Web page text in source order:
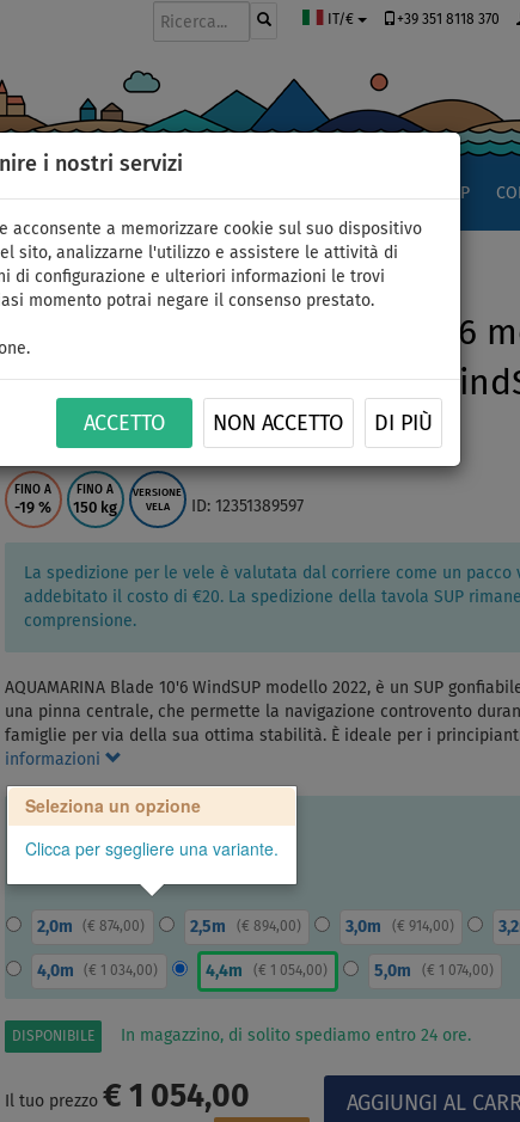
i nostri servizi
acconsente a memorizzare cookie sul suo dispositivo
sito, analizzarne l'utilizzo e assistere le attività di
di configurazione e ulteriori informazioni le trovi
momento potrai negare il consenso prestato.
ACCETTO NON ACCETTO DI PIÙ
IT/€ +39 351 8118 370
APPROCCIO AL SUP
SUP AQUA MARINA Blade 10'6
vela STX - SUP gonfiabile,
superficie: 4,4m
FINO A
-19 %
FINO A
150 kg
VERSIONE
VELA
ID: 12351389597
La spedizione per le vele è valutata dal corriere come un
addebitato il costo di €20. La spedizione della tavola SUP
comprensione.
AQUAMARINA Blade 10'6 WindSUP modello 2022, è un SUP
una pinna centrale, che permette la navigazione controvento
famiglie per via della sua ottima stabilità. È ideale per i
informazioni
Seleziona un opzione
Clicca per sgegliere una variante.
2,0m (€ 874,00) 2,5m (€ 894,00) 3,0m (€ 914,00)
4,0m (€ 1 034,00) 4,4m (€ 1 054,00) 5,0m (€ 1 074,00)
DISPONIBILE In magazzino, di solito spediamo entro 24 ore.
Il tuo prezzo € 1 054,00